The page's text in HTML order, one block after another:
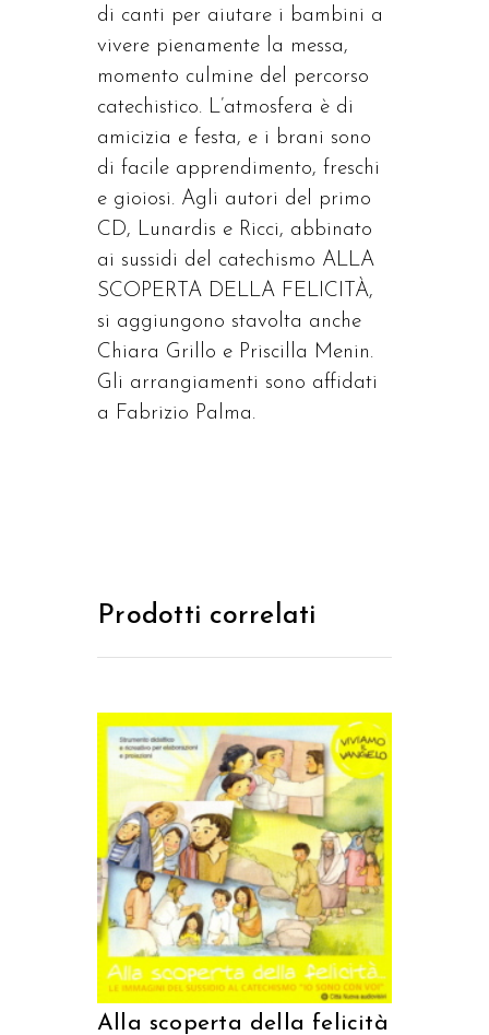
di canti per aiutare i bambini a
vivere pienamente la messa,
momento culmine del percorso
catechistico. L’atmosfera è di
amicizia e festa, e i brani sono
di facile apprendimento, freschi
e gioiosi. Agli autori del primo
CD, Lunardis e Ricci, abbinato
ai sussidi del catechismo ALLA
SCOPERTA DELLA FELICITÀ,
si aggiungono stavolta anche
Chiara Grillo e Priscilla Menin.
Gli arrangiamenti sono affidati
a Fabrizio Palma.
Prodotti correlati
AGGIUNGI AL CARRELLO
Alla scoperta della felicità